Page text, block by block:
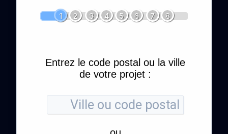
1 2 3 4 5 6 7 8
Entrez le code postal ou la ville
de votre projet :